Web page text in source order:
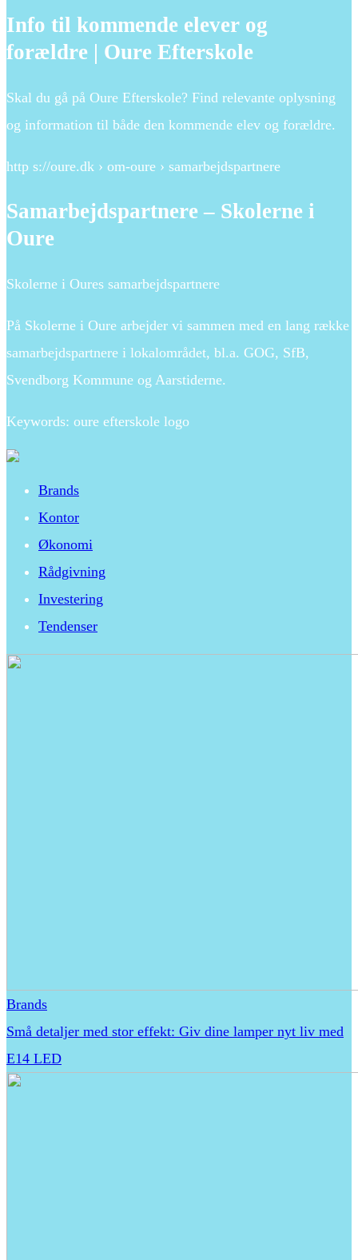
Info til kommende elever og
forældre | Oure Efterskole
Skal du gå på Oure Efterskole? Find relevante oplysning
og information til både den kommende elev og forældre.
http s://oure.dk › om-oure › samarbejdspartnere
Samarbejdspartnere – Skolerne i
Oure
Skolerne i Oures samarbejdspartnere
På Skolerne i Oure arbejder vi sammen med en lang række
samarbejdspartnere i lokalområdet, bl.a. GOG, SfB,
Svendborg Kommune og Aarstiderne.
Keywords: oure efterskole logo
Brands
Kontor
Økonomi
Rådgivning
Investering
Tendenser
Brands
Små detaljer med stor effekt: Giv dine lamper nyt liv med
E14 LED